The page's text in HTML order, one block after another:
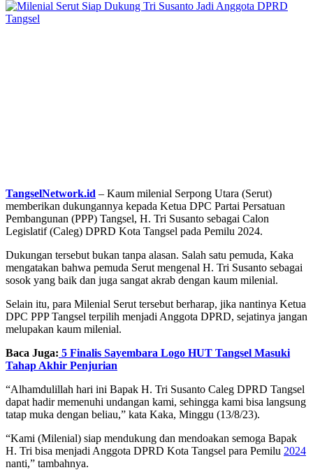
TangselNetwork.id – Kaum milenial Serpong Utara (Serut)
memberikan dukungannya kepada Ketua DPC Partai Persatuan
Pembangunan (PPP) Tangsel, H. Tri Susanto sebagai Calon
Legislatif (Caleg) DPRD Kota Tangsel pada Pemilu 2024.
Dukungan tersebut bukan tanpa alasan. Salah satu pemuda, Kaka
mengatakan bahwa pemuda Serut mengenal H. Tri Susanto sebagai
sosok yang baik dan juga sangat akrab dengan kaum milenial.
Selain itu, para Milenial Serut tersebut berharap, jika nantinya Ketua
DPC PPP Tangsel terpilih menjadi Anggota DPRD, sejatinya jangan
melupakan kaum milenial.
Baca Juga: 5 Finalis Sayembara Logo HUT Tangsel Masuki
Tahap Akhir Penjurian
“Alhamdulillah hari ini Bapak H. Tri Susanto Caleg DPRD Tangsel
dapat hadir memenuhi undangan kami, sehingga kami bisa langsung
tatap muka dengan beliau,” kata Kaka, Minggu (13/8/23).
“Kami (Milenial) siap mendukung dan mendoakan semoga Bapak
H. Tri bisa menjadi Anggota DPRD Kota Tangsel para Pemilu 2024
nanti,” tambahnya.